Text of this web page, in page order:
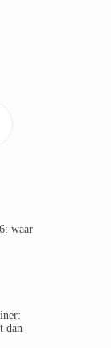
waar
dan